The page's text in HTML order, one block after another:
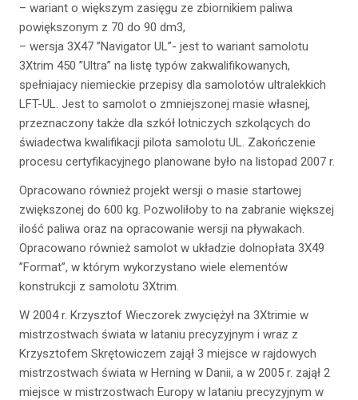
– wariant o większym zasięgu ze zbiornikiem paliwa
powiększonym z 70 do 90 dm3,
– wersja 3X47 ”Navigator UL”- jest to wariant samolotu
3Xtrim 450 ”Ultra” na listę typów zakwalifikowanych,
spełniajacy niemieckie przepisy dla samolotów ultralekkich
LFT-UL. Jest to samolot o zmniejszonej masie własnej,
przeznaczony także dla szkół lotniczych szkolących do
świadectwa kwalifikacji pilota samolotu UL. Zakończenie
procesu certyfikacyjnego planowane było na listopad 2007 r.
Opracowano również projekt wersji o masie startowej
zwiększonej do 600 kg. Pozwoliłoby to na zabranie większej
ilość paliwa oraz na opracowanie wersji na pływakach.
Opracowano również samolot w układzie dolnopłata 3X49
”Format”, w którym wykorzystano wiele elementów
konstrukcji z samolotu 3Xtrim.
W 2004 r. Krzysztof Wieczorek zwyciężył na 3Xtrimie w
mistrzostwach świata w lataniu precyzyjnym i wraz z
Krzysztofem Skrętowiczem zajął 3 miejsce w rajdowych
mistrzostwach świata w Herning w Danii, a w 2005 r. zajął 2
miejsce w mistrzostwach Europy w lataniu precyzyjnym w